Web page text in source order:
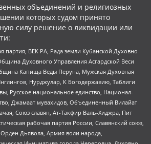
объединений и религиозных
которых судом принято
силу решение о ликвидации или
партия, ВЕК РА, Рада земли Кубанской Духовно
Духовного Управления Асгардской Веси
Капища Веды Перуна, Мужская Духовная
Нурджулар, К Богодержавию, Таблиги
Русское национальное единство, Национал-
Джамаат мувахидов, Объединенный Вилайат
Союз славян, Ат-Такфир Валь-Хиджра, Пит
рабочая партия России, Славянский союз,
Дьявола, Армия воли народа,